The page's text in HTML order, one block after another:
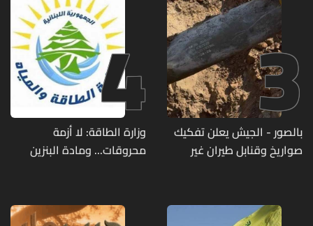
3
بالصور - الجيش يعلن تفكيك
صواريخ وقنابل طيران غير
4
وزارة الطاقة: لا أزمة
محروقات... ومادة البنزين